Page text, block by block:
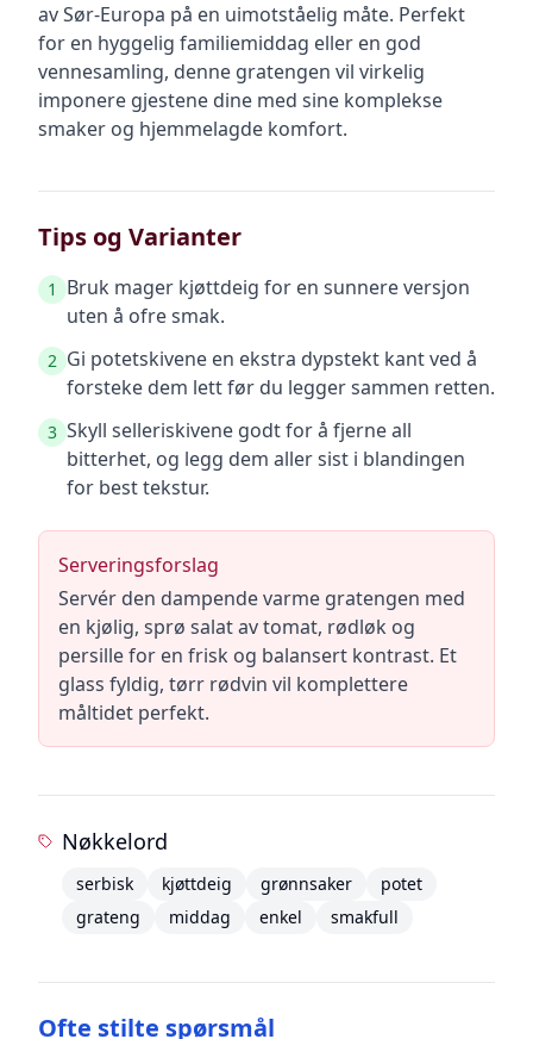
av Sør-Europa på en uimotståelig måte. Perfekt
for en hyggelig familiemiddag eller en god
vennesamling, denne gratengen vil virkelig
imponere gjestene dine med sine komplekse
smaker og hjemmelagde komfort.
Tips og Varianter
1
Bruk mager kjøttdeig for en sunnere versjon
uten å ofre smak.
2 Gi potetskivene en ekstra dypstekt kant ved å
forsteke dem lett før du legger sammen retten.
3 Skyll selleriskivene godt for å fjerne all
bitterhet, og legg dem aller sist i blandingen
for best tekstur.
Serveringsforslag
Servér den dampende varme gratengen med
en kjølig, sprø salat av tomat, rødløk og
persille for en frisk og balansert kontrast. Et
glass fyldig, tørr rødvin vil komplettere
måltidet perfekt.
Nøkkelord
serbisk kjøttdeig grønnsaker
potet
grateng
middag enkel smakfull
Ofte stilte spørsmål